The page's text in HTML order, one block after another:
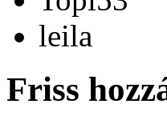
leila
Friss